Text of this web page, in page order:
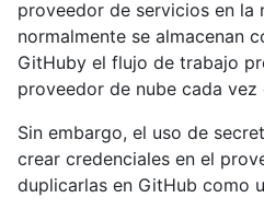
proveedor de servicios en la
normalmente se almacenan
GitHuby el flujo de trabajo
proveedor de nube cada vez
Sin embargo, el uso de
crear credenciales en el
duplicarlas en GitHub como